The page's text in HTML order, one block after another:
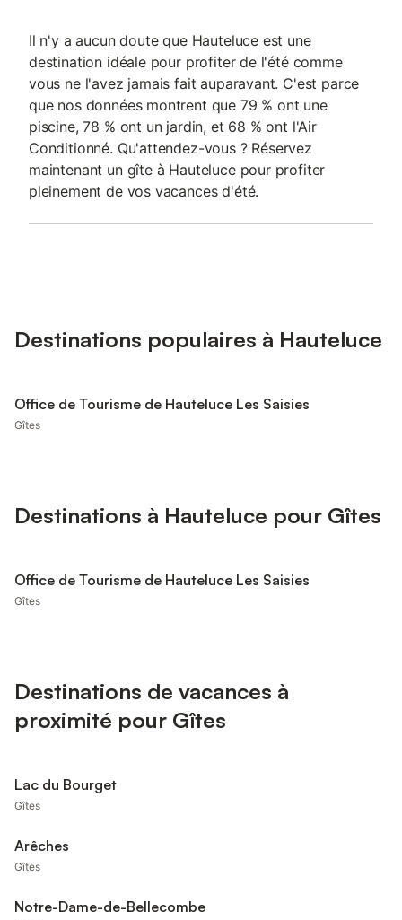
Il n'y a aucun doute que Hauteluce est une
destination idéale pour profiter de l'été comme
vous ne l'avez jamais fait auparavant. C'est parce
que nos données montrent que 79 % ont une
piscine, 78 % ont un jardin, et 68 % ont l'Air
Conditionné. Qu'attendez-vous ? Réservez
maintenant un gîte à Hauteluce pour profiter
pleinement de vos vacances d'été.
Destinations populaires à Hauteluce
Office de Tourisme de Hauteluce Les Saisies
Gîtes
Destinations à Hauteluce pour Gîtes
Office de Tourisme de Hauteluce Les Saisies
Gîtes
Destinations de vacances à
proximité pour Gîtes
Lac du Bourget
Gîtes
Arêches
Gîtes
Notre-Dame-de-Bellecombe